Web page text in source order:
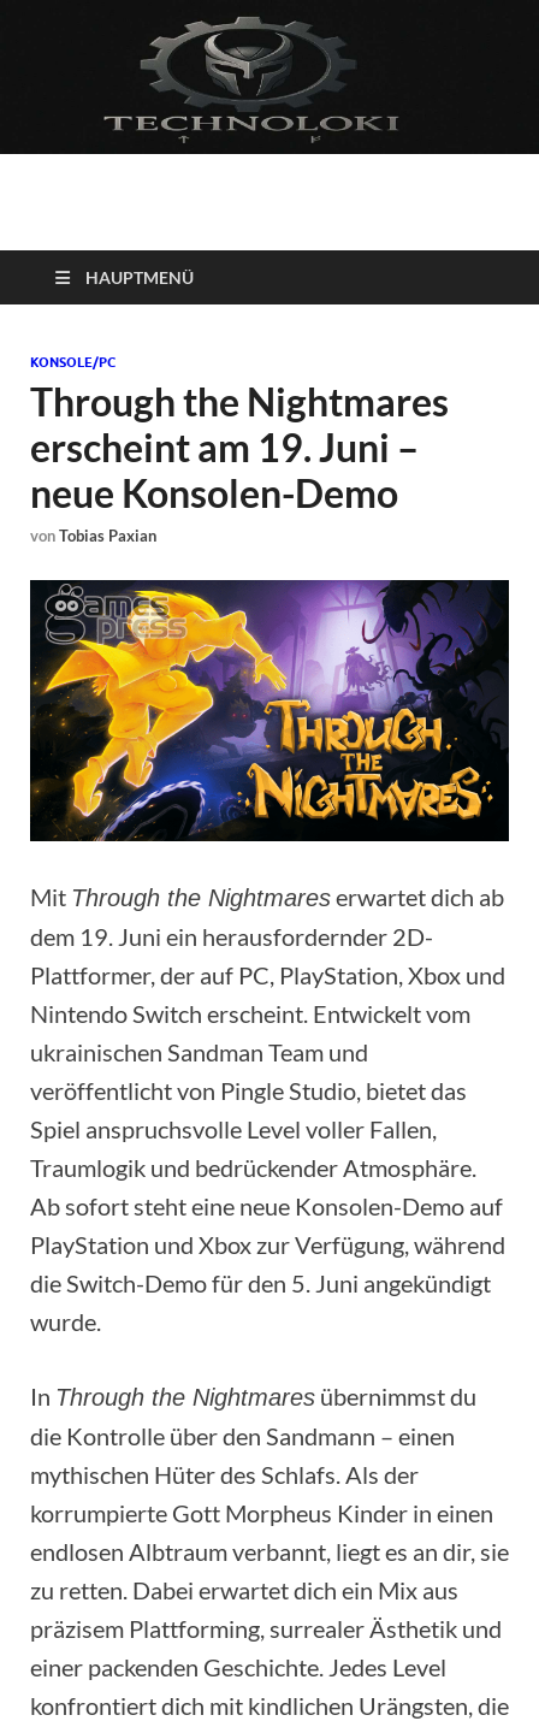
Technoloki: Gaming
und Entertainment
News
Blockbuster, Indie-Perlen und Retro-Klassiker.
HAUPTMENÜ
KONSOLE/PC
Through the Nightmares
erscheint am 19. Juni –
neue Konsolen-Demo
vonTobias Paxian
Mit Through the Nightmareserwartet dich ab
dem 19. Juni ein herausfordernder 2D-
Plattformer, der auf PC, PlayStation, Xbox und
Nintendo Switch erscheint. Entwickelt vom
ukrainischen Sandman Team und
veröffentlicht von Pingle Studio, bietet das
Spiel anspruchsvolle Level voller Fallen,
Traumlogik und bedrückender Atmosphäre.
Ab sofort steht eine neue Konsolen-Demo auf
PlayStation und Xbox zur Verfügung, während
die Switch-Demo für den 5. Juni angekündigt
wurde.
In Through the Nightmares übernimmst du
die Kontrolle über den Sandmann – einen
mythischen Hüter des Schlafs. Als der
korrumpierte Gott Morpheus Kinder in einen
endlosen Albtraum verbannt, liegt es an dir, sie
zu retten. Dabei erwartet dich ein Mix aus
präzisem Plattforming, surrealer Ästhetik und
einer packenden Geschichte. Jedes Level
konfrontiert dich mit kindlichen Urängsten, die